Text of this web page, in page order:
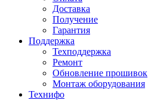
Доставка
Получение
Гарантия
Поддержка
Техподдержка
Ремонт
Обновление прошивок
Монтаж оборудования
Технифо